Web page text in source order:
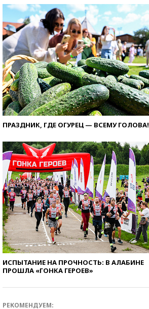
ПРАЗДНИК, ГДЕ ОГУРЕЦ — ВСЕМУ ГОЛОВА!
ИСПЫТАНИЕ НА ПРОЧНОСТЬ: В АЛАБИНЕ
ПРОШЛА «ГОНКА ГЕРОЕВ»
РЕКОМЕНДУЕМ: